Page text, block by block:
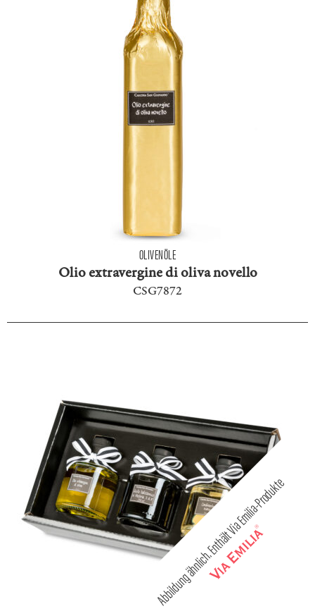
OLIVENÖLE
Olio extravergine di oliva novello
CSG7872